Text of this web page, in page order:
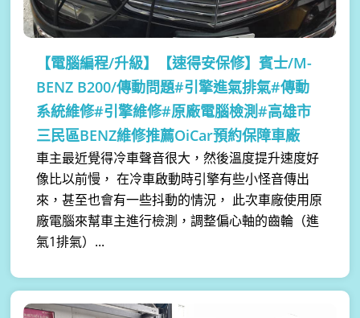
【電腦編程/升級】
【速得安保修】賓士/M-
BENZ B200/傳動問題#引擎進氣排氣#傳動
系統維修#引擎維修#原廠電腦檢測#高雄市
三民區BENZ維修推薦OiCar預約保障車廠
車主最近覺得冷車聲音很大，然後溫度提升速度好
像比以前慢， 在冷車啟動時引擎有些小怪音傳出
來，甚至也會有一些抖動的情況， 此次車廠使用原
廠電腦來幫車主進行檢測，調整偏心軸的齒輪（進
氣1排氣）...